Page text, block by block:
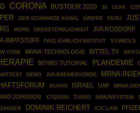
CORONA BUSTOUR 2020 3G LEAK
DER SCHWARZE KANAL GRIPPE PERU
MORD ÜBERSTERBLICHKEIT JVA ROSDORF
IMPFSTOFF PAUL-EHRLICH INSTITUT SYMBOLS
YORK MRNA-TECHNOLOGIE BITTEL TV
BITWIG TUTORIAL PLANDEMIE
DEMO JVA BREMERVÖRDE MRNA-
WUHAN ISRAEL UAP MRNA-
JOHNSON X7Q5A96 TÜRKEI IMMUNSYSTEM
DOMINIK REICHERT ICIC.LAW